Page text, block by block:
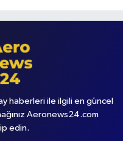
haberleri ile ilgili en güncel
Aeronews24.com
edin.